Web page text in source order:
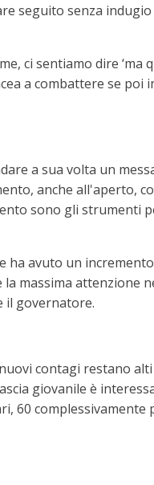
seguito senza
ci sentiamo dire ‘ma
a combattere se poi
a sua volta un
anche all'aperto,
sono gli strumenti
avuto un
massima attenzione
il governatore.
contagi restano
giovanile è
60 complessivamente